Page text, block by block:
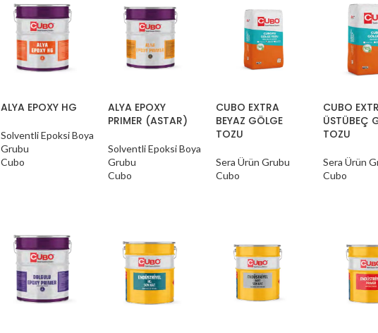
ALYA EPOXY HG
Solventli Epoksi Boya
Grubu
Cubo
ALYA EPOXY
PRIMER (ASTAR)
Solventli Epoksi Boya
Grubu
Cubo
CUBO EXTRA
BEYAZ GÖLGE
TOZU
Sera Ürün Grubu
Cubo
CUBO
ÜSTÜBEÇ
TOZU
Sera Ürün
Cubo